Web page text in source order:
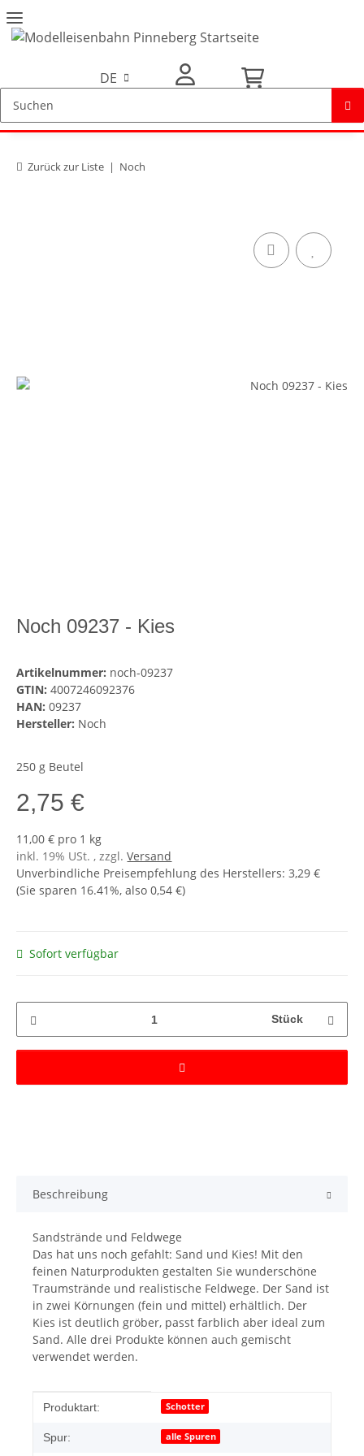
DE
Zurück zur Liste Noch
Noch 09237 - Kies
Artikelnummer: noch-09237
GTIN: 4007246092376
HAN: 09237
Hersteller: Noch
250 g Beutel
2,75 €
11,00 € pro 1 kg
inkl. 19% USt. , zzgl.Versand
Unverbindliche Preisempfehlung des Herstellers:3,29 €
(Sie sparen 16.41%, also0,54 €)
Sofort verfügbar
Stück
Beschreibung
Sandstrände und Feldwege
Das hat uns noch gefahlt: Sand und Kies! Mit den
feinen Naturprodukten gestalten Sie wunderschöne
Traumstrände und realistische Feldwege. Der Sand ist
in zwei Körnungen (fein und mittel) erhältlich. Der
Kies ist deutlich gröber, passt farblich aber ideal zum
Sand. Alle drei Produkte können auch gemischt
verwendet werden.
Produkteigenschaft
Wert
Produktart: Schotter
Spur: alle Spuren